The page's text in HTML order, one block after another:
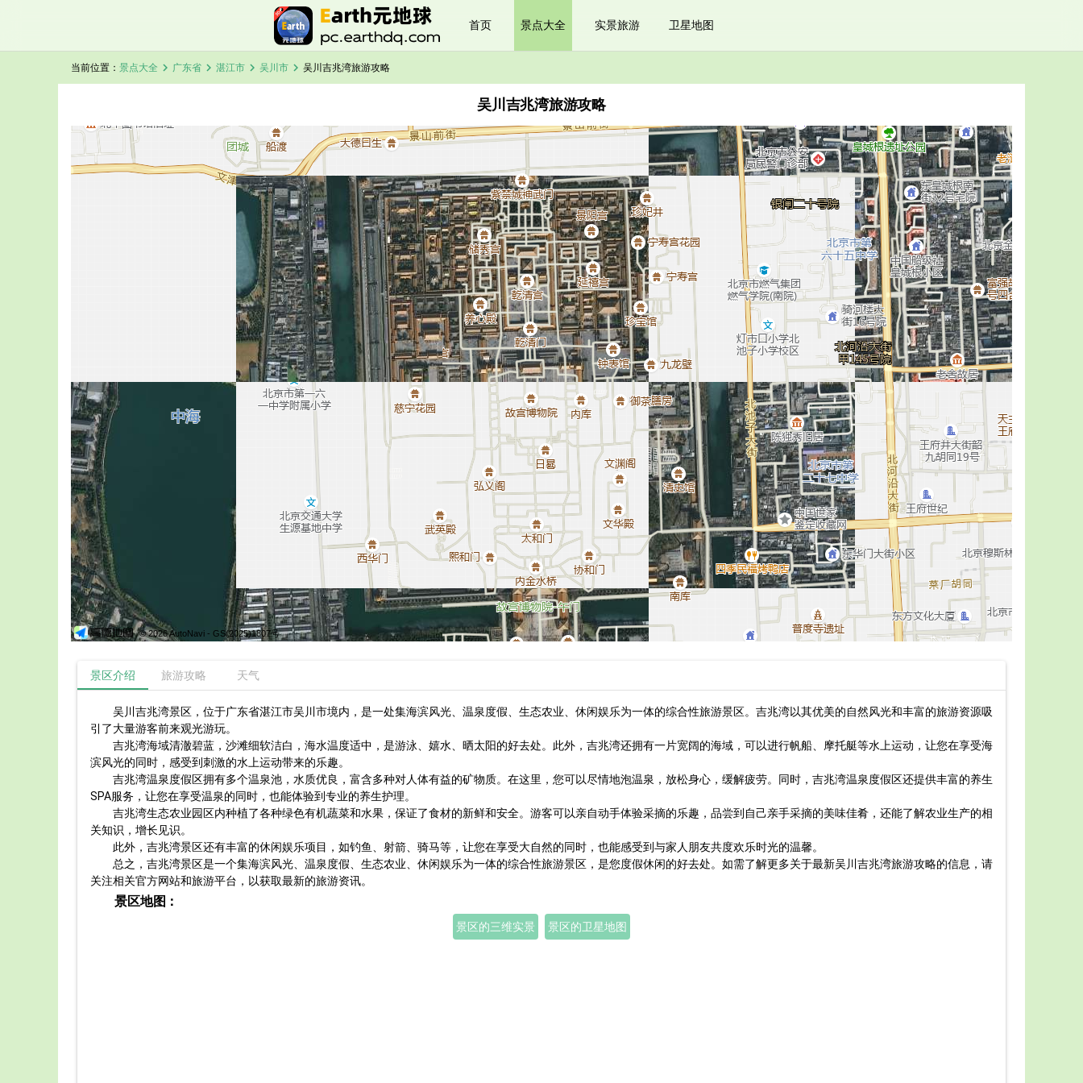
首页 景点大全 实景旅游 卫星地图
当前位置： 景点大全 chevron_right 广东省 chevron_right 湛江市 chevron_right 吴川市 chevron_right 吴川吉兆湾旅游攻略
吴川吉兆湾旅游攻略
吴川吉兆湾卫星地图 加载中，请稍候...
© 2026 AutoNavi - GS(2025)1807号
景区介绍 旅游攻略 天气
吴川吉兆湾景区，位于广东省湛江市吴川市境内，是一处集海滨风光、温泉度假、生态农业、休闲娱乐为一体的综合性旅游景区。吉兆湾以其优美的自然风光和丰富的旅游资源吸
引了大量游客前来观光游玩。
吉兆湾海域清澈碧蓝，沙滩细软洁白，海水温度适中，是游泳、嬉水、晒太阳的好去处。此外，吉兆湾还拥有一片宽阔的海域，可以进行帆船、摩托艇等水上运动，让您在享受海
滨风光的同时，感受到刺激的水上运动带来的乐趣。
吉兆湾温泉度假区拥有多个温泉池，水质优良，富含多种对人体有益的矿物质。在这里，您可以尽情地泡温泉，放松身心，缓解疲劳。同时，吉兆湾温泉度假区还提供丰富的养生
SPA服务，让您在享受温泉的同时，也能体验到专业的养生护理。
吉兆湾生态农业园区内种植了各种绿色有机蔬菜和水果，保证了食材的新鲜和安全。游客可以亲自动手体验采摘的乐趣，品尝到自己亲手采摘的美味佳肴，还能了解农业生产的相
关知识，增长见识。
此外，吉兆湾景区还有丰富的休闲娱乐项目，如钓鱼、射箭、骑马等，让您在享受大自然的同时，也能感受到与家人朋友共度欢乐时光的温馨。
总之，吉兆湾景区是一个集海滨风光、温泉度假、生态农业、休闲娱乐为一体的综合性旅游景区，是您度假休闲的好去处。如需了解更多关于最新吴川吉兆湾旅游攻略的信息，请
关注相关官方网站和旅游平台，以获取最新的旅游资讯。
景区地图：
景区的三维实景 景区的卫星地图